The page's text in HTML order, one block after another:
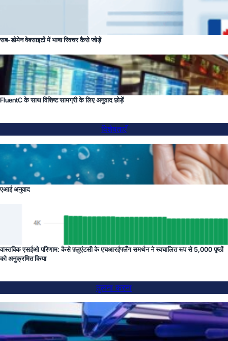
सब-डोमेन वेबसाइटों में भाषा स्विचर कैसे जोड़ें
FluentC के साथ विशिष्ट सामग्री के लिए अनुवाद छोड़ें
विशेषताएँ
एआई अनुवाद
वास्तविक एसईओ परिणाम: कैसे फ़्लुएंटसी के एचआरईफ्लैंग समर्थन ने स्वचालित रूप से 5,000 पृष्ठों
को अनुक्रमित किया
तुलना करना